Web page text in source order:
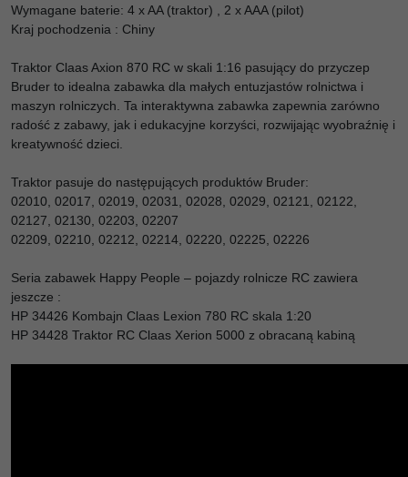
Wymagane baterie: 4 x AA (traktor) , 2 x AAA (pilot)
Kraj pochodzenia : Chiny
Traktor Claas Axion 870 RC w skali 1:16 pasujący do przyczep
Bruder to idealna zabawka dla małych entuzjastów rolnictwa i
maszyn rolniczych. Ta interaktywna zabawka zapewnia zarówno
radość z zabawy, jak i edukacyjne korzyści, rozwijając wyobraźnię i
kreatywność dzieci.
Traktor pasuje do następujących produktów Bruder:
02010, 02017, 02019, 02031, 02028, 02029, 02121, 02122,
02127, 02130, 02203, 02207
02209, 02210, 02212, 02214, 02220, 02225, 02226
Seria zabawek Happy People – pojazdy rolnicze RC zawiera
jeszcze :
HP 34426 Kombajn Claas Lexion 780 RC skala 1:20
HP 34428 Traktor RC Claas Xerion 5000 z obracaną kabiną